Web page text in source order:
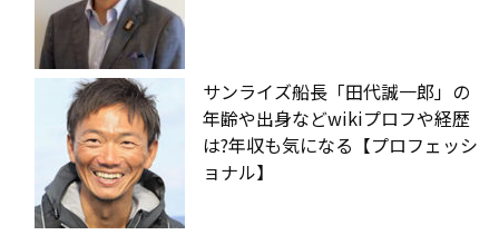
サンライズ船長「田代誠一郎」の
年齢や出身などwikiプロフや経歴
は?年収も気になる【プロフェッシ
ョナル】